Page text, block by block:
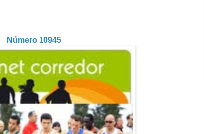
Número 10945